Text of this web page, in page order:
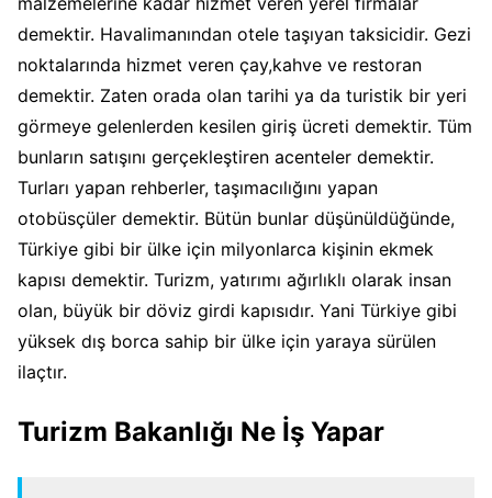
demektir. Havalimanından otele taşıyan taksicidir. Gezi
noktalarında hizmet veren çay,kahve ve restoran
demektir. Zaten orada olan tarihi ya da turistik bir yeri
görmeye gelenlerden kesilen giriş ücreti demektir. Tüm
bunların satışını gerçekleştiren acenteler demektir.
Turları yapan rehberler, taşımacılığını yapan
otobüsçüler demektir. Bütün bunlar düşünüldüğünde,
Türkiye gibi bir ülke için milyonlarca kişinin ekmek
kapısı demektir. Turizm, yatırımı ağırlıklı olarak insan
olan, büyük bir döviz girdi kapısıdır. Yani Türkiye gibi
yüksek dış borca sahip bir ülke için yaraya sürülen
ilaçtır.
Turizm Bakanlığı Ne İş Yapar